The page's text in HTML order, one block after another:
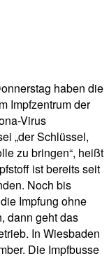
haben die
Impfzentrum der
Virus
„der Schlüssel,
zu bringen“, heißt
ist bereits seit
Noch bis
Impfung ohne
dann geht das
In Wiesbaden
Die Impfbusse